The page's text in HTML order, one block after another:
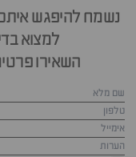
נשמח להיפגש
למצוא
השאירו